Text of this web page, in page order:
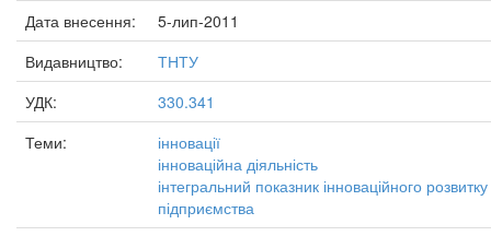
Дата внесення:
5-лип-2011
Видавництво:
ТНТУ
УДК:
330.341
Теми:
інновації
інноваційна діяльність
інтегральний показник інноваційного розвитку
підприємства